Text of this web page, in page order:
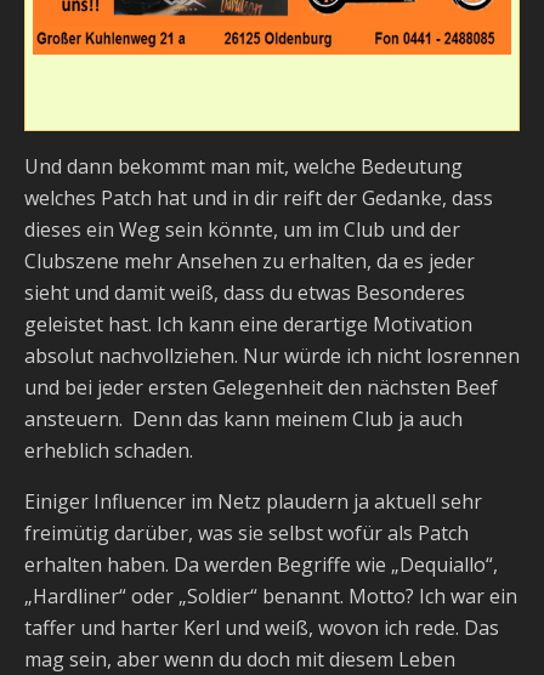
Und dann bekommt man mit, welche Bedeutung
welches Patch hat und in dir reift der Gedanke, dass
dieses ein Weg sein könnte, um im Club und der
Clubszene mehr Ansehen zu erhalten, da es jeder
sieht und damit weiß, dass du etwas Besonderes
geleistet hast. Ich kann eine derartige Motivation
absolut nachvollziehen. Nur würde ich nicht losrennen
und bei jeder ersten Gelegenheit den nächsten Beef
ansteuern. Denn das kann meinem Club ja auch
erheblich schaden.
Einiger Influencer im Netz plaudern ja aktuell sehr
freimütig darüber, was sie selbst wofür als Patch
erhalten haben. Da werden Begriffe wie „Dequiallo“,
„Hardliner“ oder „Soldier“ benannt. Motto? Ich war ein
taffer und harter Kerl und weiß, wovon ich rede. Das
mag sein, aber wenn du doch mit diesem Leben